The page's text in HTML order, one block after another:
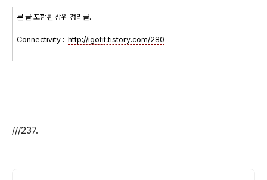
본 글 포함된 상위 정리글.
Connectivity : http://igotit.tistory.com/280
///237.